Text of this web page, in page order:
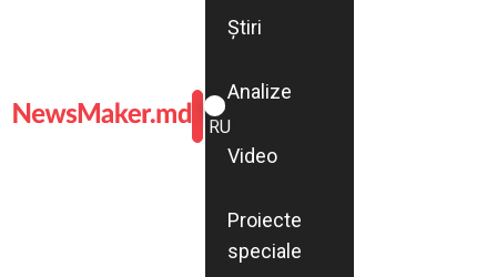
ROMÂNĂ
RU
Știri
Analize
Video
Proiecte
speciale